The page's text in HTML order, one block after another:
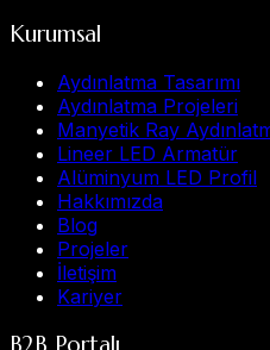
Kurumsal
Aydınlatma Tasarımı
Aydınlatma Projeleri
Manyetik Ray
Lineer LED Armatür
Alüminyum LED Profil
Hakkımızda
Blog
Projeler
İletişim
Kariyer
B2B Portalı